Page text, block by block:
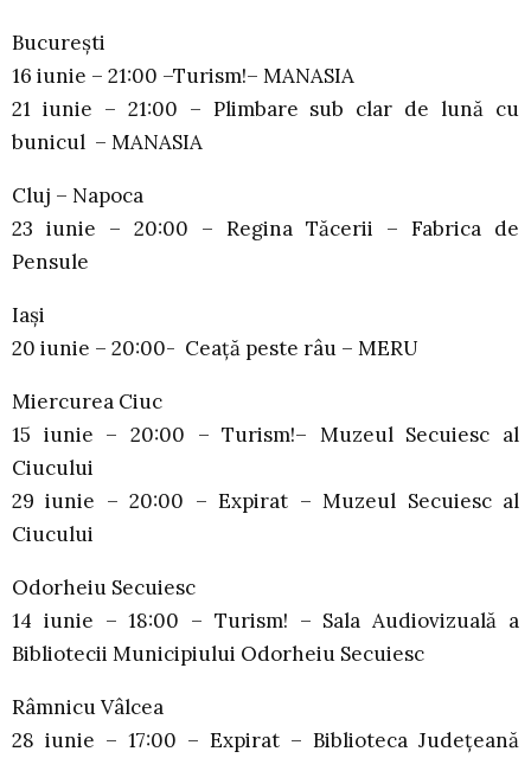
București
16 iunie – 21:00 –Turism!– MANASIA
21 iunie – 21:00 – Plimbare sub clar de lună cu
bunicul – MANASIA
Cluj – Napoca
23 iunie – 20:00 – Regina Tăcerii – Fabrica de
Pensule
Iași
20 iunie – 20:00- Ceață peste râu – MERU
Miercurea Ciuc
15 iunie – 20:00 – Turism!– Muzeul Secuiesc al
Ciucului
29 iunie – 20:00 – Expirat – Muzeul Secuiesc al
Ciucului
Odorheiu Secuiesc
14 iunie – 18:00 – Turism! – Sala Audiovizuală a
Bibliotecii Municipiului Odorheiu Secuiesc
Râmnicu Vâlcea
28 iunie – 17:00 – Expirat – Biblioteca Județeană